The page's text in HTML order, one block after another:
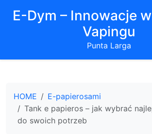
E-Dym – Innowacje
Vapingu
Punta Larga
HOME
E-papierosami
Tank e papieros – jak wybrać
do swoich potrzeb